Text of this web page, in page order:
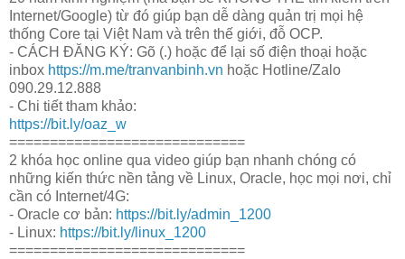
Internet/Google) từ đó giúp bạn dễ dàng quản trị mọi hệ
thống Core tại Việt Nam và trên thế giới, đỗ OCP.
- CÁCH ĐĂNG KÝ: Gõ (.) hoặc để lại số điện thoại hoặc
inbox https://m.me/tranvanbinh.vn hoặc Hotline/Zalo
090.29.12.888
- Chi tiết tham khảo:
https://bit.ly/oaz_w
=============================
2 khóa học online qua video giúp bạn nhanh chóng có
những kiến thức nền tảng về Linux, Oracle, học mọi nơi, chỉ
cần có Internet/4G:
- Oracle cơ bản: https://bit.ly/admin_1200
- Linux: https://bit.ly/linux_1200
=============================